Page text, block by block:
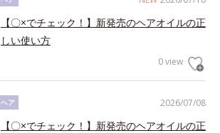
【〇×でチェック！】新発売のヘアオイルの正
しい使い方
0 view
2026/07/08
ヘア
【〇×でチェック！】新発売のヘアオイルの正